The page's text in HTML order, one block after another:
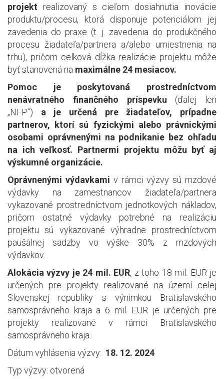
projekt realizovaný s cieľom dosiahnutia inovácie
produktu/procesu, ktorá disponuje potenciálom jej
zavedenia do praxe (t. j. zavedenia do produkčného
procesu žiadateľa/partnera a/alebo umiestnenia na
trhu), pričom celková dĺžka realizácie projektu môže
byť stanovená na maximálne 24 mesiacov.
Pomoc je poskytovaná prostredníctvom
nenávratného finančného príspevku (ďalej len
„NFP“) a je určená pre žiadateľov, prípadne
partnerov, ktorí sú fyzickými alebo právnickými
osobami oprávnenými na podnikanie bez ohľadu
na ich veľkosť. Partnermi projektu môžu byť aj
výskumné organizácie.
Oprávnenými výdavkami v rámci výzvy sú mzdové
výdavky na zamestnancov žiadateľa/partnera
vykazované prostredníctvom jednotkových nákladov,
pričom ostatné výdavky potrebné na realizáciu
projektu sú vykazované výhradne prostredníctvom
paušálnej sadzby vo výške 30% z mzdových
výdavkov.
Alokácia výzvy je 24 mil. EUR, z toho 18 mil. EUR je
určených pre projekty realizované na území celej
Slovenskej republiky s výnimkou Bratislavského
samosprávneho kraja a 6 mil. EUR je určených pre
projekty realizované v rámci Bratislavského
samosprávneho kraja.
Dátum vyhlásenia výzvy: 18. 12. 2024
Typ výzvy: otvorená